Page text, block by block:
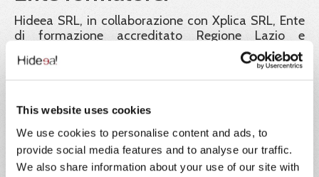
This website uses cookies
We use cookies to personalise content and ads, to
provide social media features and to analyse our traffic.
We also share information about your use of our site with
Hideea SRL, in collaborazione con Xplica SRL, Ente
di formazione accreditato Regione Lazio e
Garanzia dei certificati:
Hideea Srl garantisce la validità legale dei corsi
corsisti rende liberamente consultabili e scaricabili
dal portale tutti i documenti e gli atti richiesti dalla
normativa vigente a convalida dei percorsi didattici